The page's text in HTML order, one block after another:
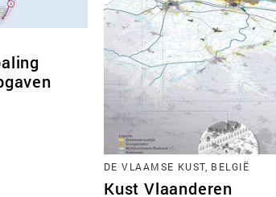
DE VLAAMSE KUST, BELGIË
Kust Vlaanderen